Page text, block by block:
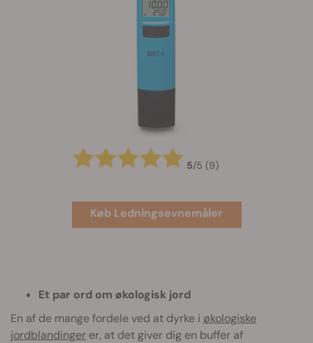
5/5 (9)
Køb Ledningsevnemåler
Et par ord om økologisk jord
En af de mange fordele ved at dyrke i økologiske
jordblandinger er, at det giver dig en buffer af